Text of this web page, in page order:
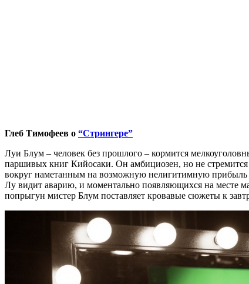
Глеб Тимофеев о “Стрингере”
Луи Блум – человек без прошлого – кормится
паршивых книг Кийосаки. Он амбициозен, но не
вокруг наметанным на возможную нелигитимную прибыль
Лу видит аварию, и моментально появляющихся на месте
попрыгун мистер Блум поставляет кровавые сюжеты к